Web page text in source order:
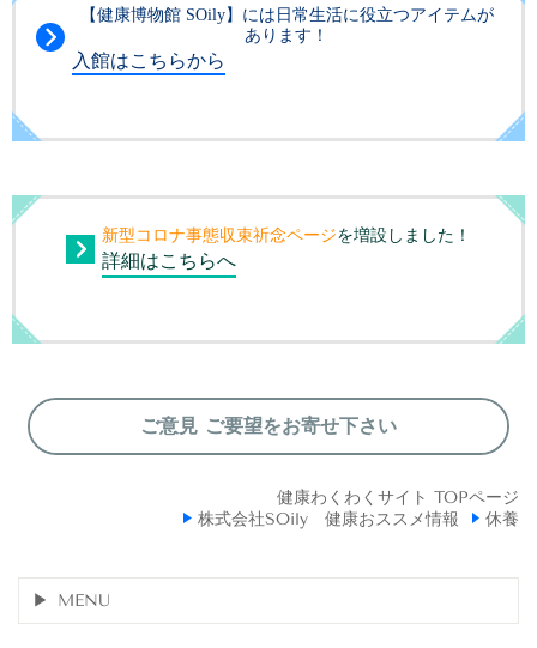
【健康博物館 SOily】には日常生活に役立つアイテムが
あります！
入館はこちらから
新型コロナ事態収束祈念ページを増設しました！
詳細はこちらへ
ご意見 ご要望をお寄せ下さい
健康わくわくサイト TOPページ
株式会社SOily 健康おススメ情報
休養
MENU